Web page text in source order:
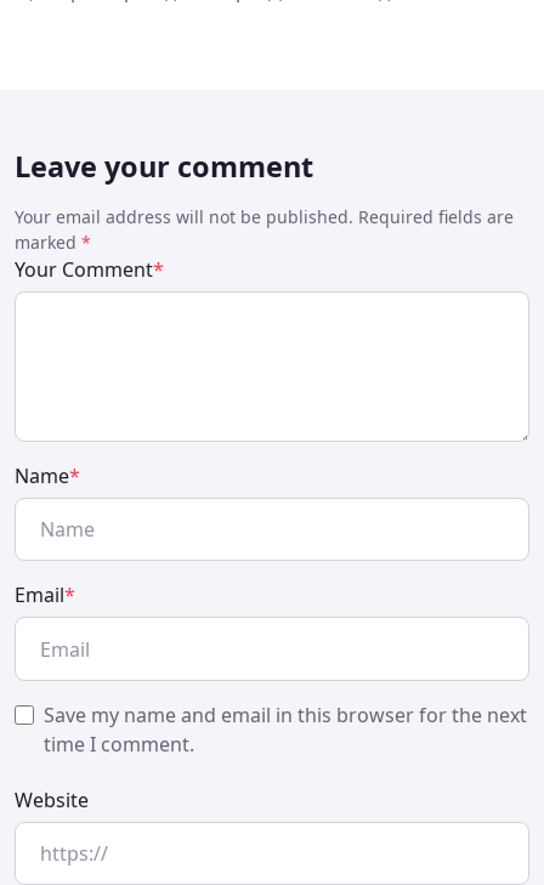
Leave your comment
Your email address will not be published. Required fields are
marked *
Your Comment*
Name*
Email*
Save my name and email in this browser for the next
time I comment.
Website